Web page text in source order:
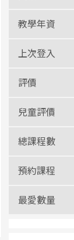
教學年資
上次登入
評價
兒童評價
總課程數
預約課程
最愛數量